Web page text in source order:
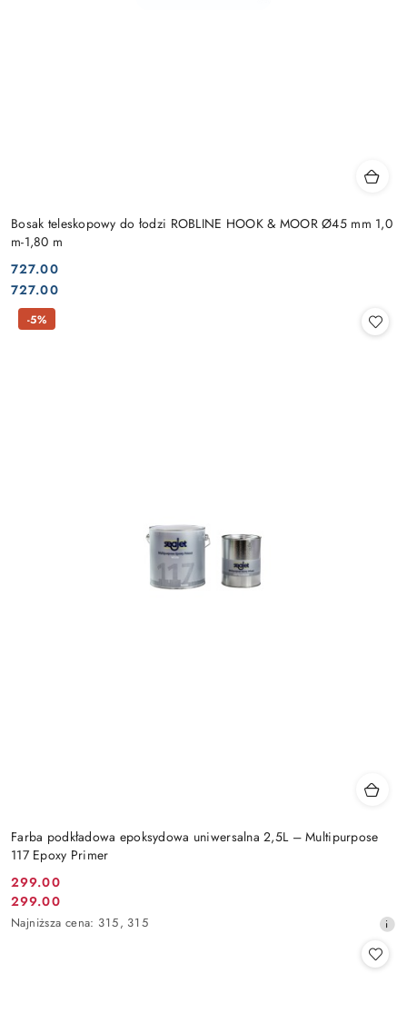
Bosak teleskopowy do łodzi ROBLINE HOOK & MOOR Ø45 mm 1,0
m-1,80 m
Cena:
727.00
Cena:
727.00
Farba podkładowa epoksydowa uniwersalna 2,5L – Multipurpose
117 Epoxy Primer
Cena
promocyjna:
299.00
Cena
promocyjna:
299.00
Najniższa
Najniższa cena: 315, 315
-5%